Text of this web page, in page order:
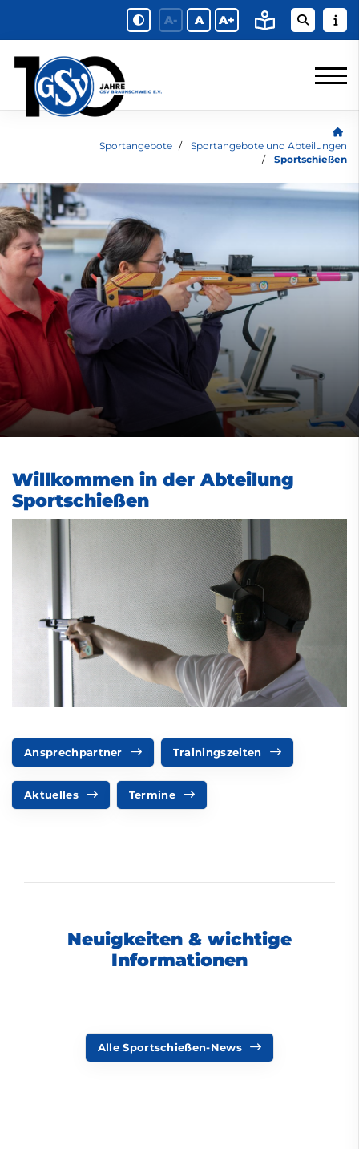
A- A A+
Sportangebote
Sportangebote und Abteilungen
Sportschießen
Willkommen in der Abteilung
Sportschießen
Ansprechpartner Trainingszeiten
Aktuelles Termine
Neuigkeiten & wichtige
Informationen
Alle Sportschießen-News